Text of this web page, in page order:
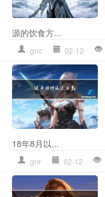
源的饮食方...
gnc 02-12
18年8月以...
gnr 02-12